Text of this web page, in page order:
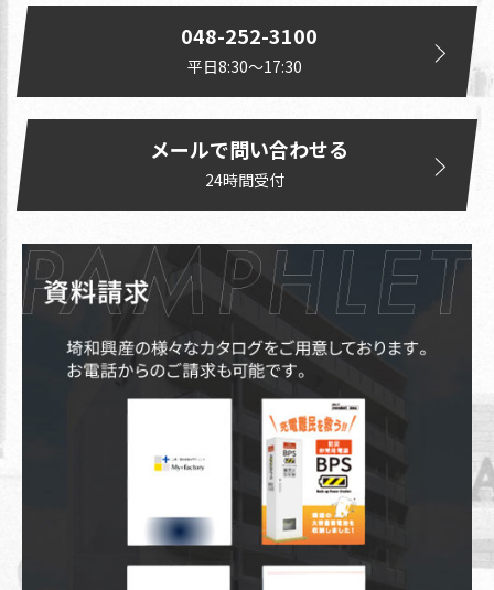
048-252-3100
平日8:30〜17:30
メールで問い合わせる
24時間受付